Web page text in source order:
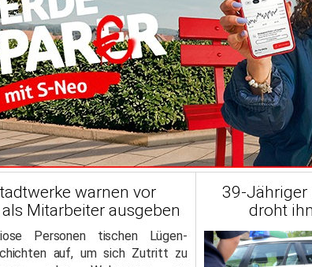
warnen vor
Mitarbeiter ausgeben
Personen tischen Lügen-
auf, um sich Zutritt zu
39-Jähriger
droht